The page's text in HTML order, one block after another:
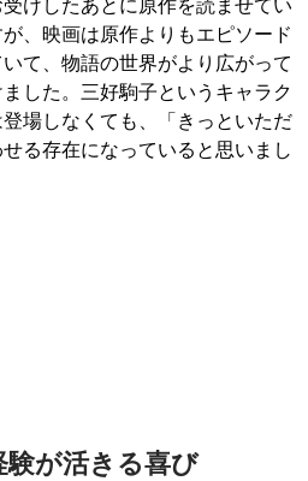
けしたあとに原作を読ませてい
、映画は原作よりもエピソード
て、物語の世界がより広がって
した。三好駒子というキャラク
場しなくても、「きっといただ
る存在になっていると思いまし
験が活きる喜び